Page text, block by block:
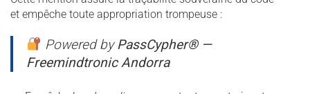
et empêche toute appropriation trompeuse :
Powered byPassCypher® —
Freemindtronic Andorra